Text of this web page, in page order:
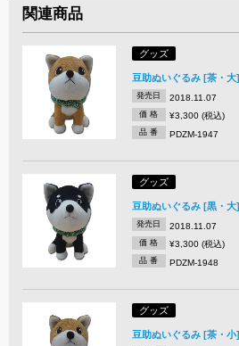
関連商品
グッズ
豆助ぬいぐるみ [茶・大]
発売日 2018.11.07
価 格 ¥3,300 (税込)
品 番 PDZM-1947
グッズ
豆助ぬいぐるみ [黒・大]
発売日 2018.11.07
価 格 ¥3,300 (税込)
品 番 PDZM-1948
グッズ
豆助ぬいぐるみ [茶・小]